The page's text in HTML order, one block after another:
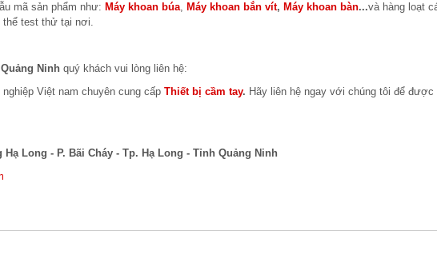
mã sản phẩm như: Máy khoan búa, Máy khoan bắn vít, Máy khoan bàn...và hàng loạt
thể test thử tại nơi.
Ninh quý khách vui lòng liên hệ:
Việt nam chuyên cung cấp Thiết bị cầm tay. Hãy liên hệ ngay với chúng tôi để được
Long - P. Bãi Cháy - Tp. Hạ Long - Tỉnh Quảng Ninh